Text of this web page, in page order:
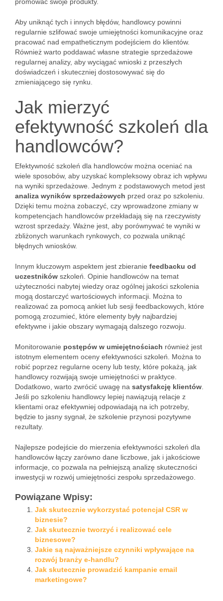
Aby uniknąć tych i innych błędów, handlowcy powinni
regularnie szlifować swoje umiejętności komunikacyjne oraz
pracować nad empatheticznym podejściem do klientów.
Również warto poddawać własne strategie sprzedażowe
regularnej analizy, aby wyciągać wnioski z przeszłych
doświadczeń i skuteczniej dostosowywać się do
zmieniającego się rynku.
Jak mierzyć
efektywność szkoleń dla
handlowców?
Efektywność szkoleń dla handlowców można oceniać na
wiele sposobów, aby uzyskać kompleksowy obraz ich wpływu
na wyniki sprzedażowe. Jednym z podstawowych metod jest
analiza wyników sprzedażowych przed oraz po szkoleniu.
Dzięki temu można zobaczyć, czy wprowadzone zmiany w
kompetencjach handlowców przekładają się na rzeczywisty
wzrost sprzedaży. Ważne jest, aby porównywać te wyniki w
zbliżonych warunkach rynkowych, co pozwala uniknąć
błędnych wniosków.
Innym kluczowym aspektem jest zbieranie feedbacku od
uczestników szkoleń. Opinie handlowców na temat
użyteczności nabytej wiedzy oraz ogólnej jakości szkolenia
mogą dostarczyć wartościowych informacji. Można to
realizować za pomocą ankiet lub sesji feedbackowych, które
pomogą zrozumieć, które elementy były najbardziej
efektywne i jakie obszary wymagają dalszego rozwoju.
Monitorowanie postępów w umiejętnościach również jest
istotnym elementem oceny efektywności szkoleń. Można to
robić poprzez regularne oceny lub testy, które pokażą, jak
handlowcy rozwijają swoje umiejętności w praktyce.
Dodatkowo, warto zwrócić uwagę na satysfakcję klientów
Jeśli po szkoleniu handlowcy lepiej nawiązują relacje z
klientami oraz efektywniej odpowiadają na ich potrzeby,
będzie to jasny sygnał, że szkolenie przynosi pozytywne
rezultaty.
Najlepsze podejście do mierzenia efektywności szkoleń dla
handlowców łączy zarówno dane liczbowe, jak i jakościowe
informacje, co pozwala na pełniejszą analizę skuteczności
inwestycji w rozwój umiejętności zespołu sprzedażowego.
Powiązane Wpisy:
Jak skutecznie wykorzystać potencjał CSR w
biznesie?
Jak skutecznie tworzyć i realizować cele
biznesowe?
Jakie są najważniejsze czynniki wpływające na
rozwój branży e-handlu?
Jak skutecznie prowadzić kampanie email
marketingowe?